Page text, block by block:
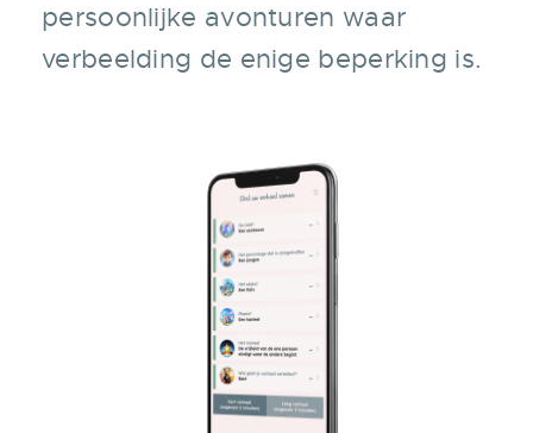
persoonlijke avonturen waar
verbeelding de enige beperking is.